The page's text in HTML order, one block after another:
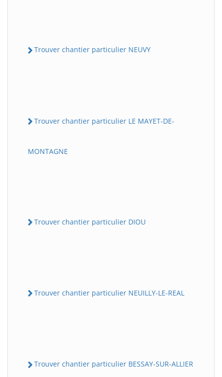
Trouver chantier particulier NEUVY
Trouver chantier particulier LE MAYET-DE-
MONTAGNE
Trouver chantier particulier DIOU
Trouver chantier particulier NEUILLY-LE-REAL
Trouver chantier particulier BESSAY-SUR-ALLIER